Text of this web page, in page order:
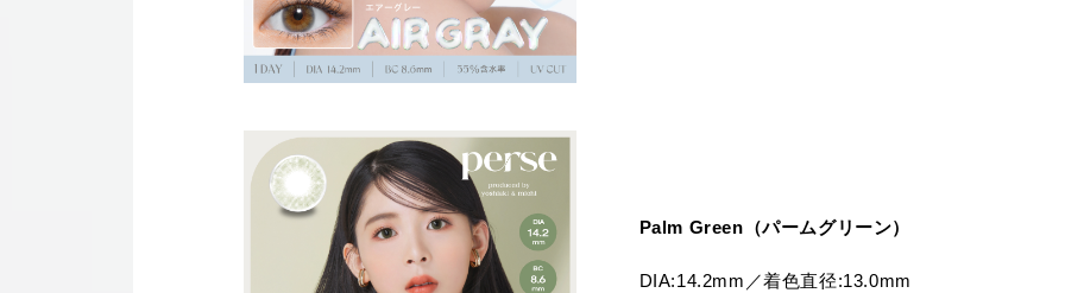
Palm Green（パームグリーン）
DIA:14.2mm／着色直径:13.0mm